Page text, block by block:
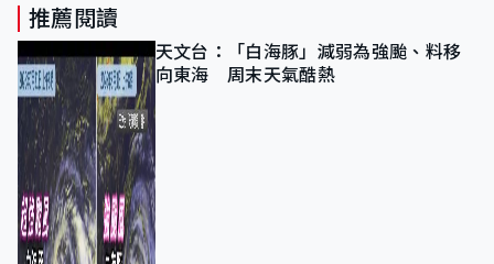
推薦閱讀
天文台：「白海豚」減弱為強颱、料移
向東海 周末天氣酷熱